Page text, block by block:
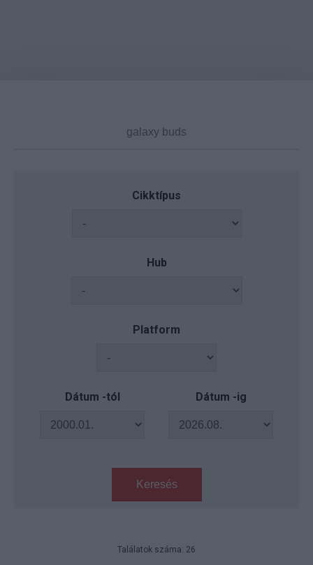
Cikktípus
Hub
Platform
Dátum -tól Dátum -ig
Keresés
Találatok száma: 26